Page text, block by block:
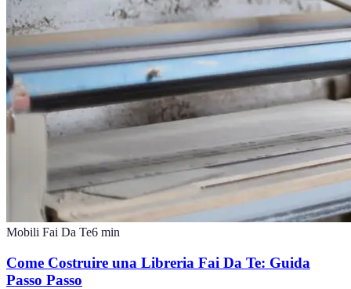
Mobili Fai Da Te6 min
Come Costruire una Libreria Fai Da Te: Guida
Passo Passo